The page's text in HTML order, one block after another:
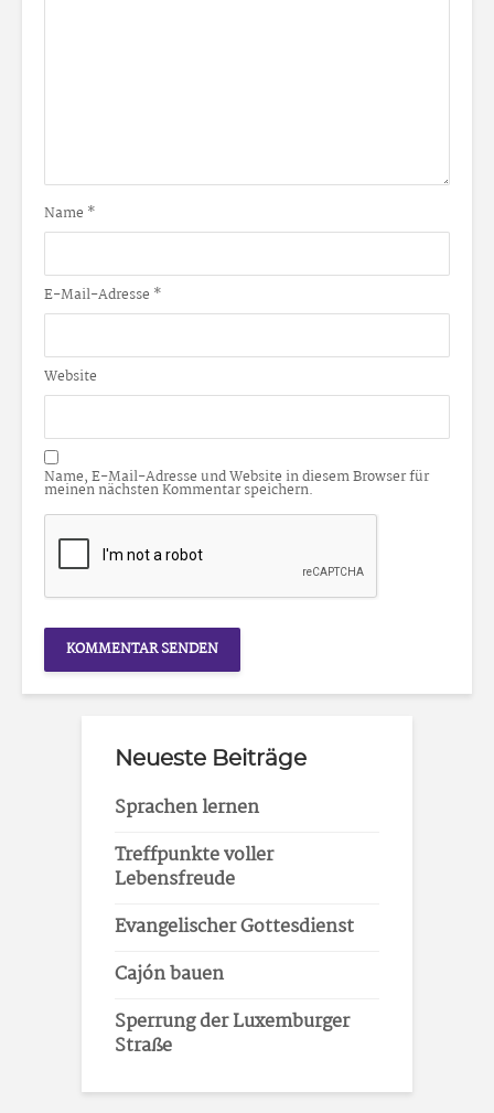
Name *
E-Mail-Adresse *
Website
Name, E-Mail-Adresse und Website in diesem Browser für
meinen nächsten Kommentar speichern.
Neueste Beiträge
Sprachen lernen
Treffpunkte voller
Lebensfreude
Evangelischer Gottesdienst
Cajón bauen
Sperrung der Luxemburger
Straße